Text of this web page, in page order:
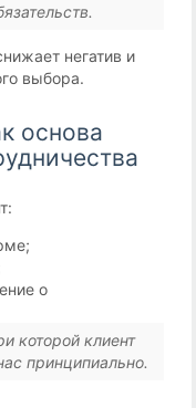
негатив и
выбора.
основа
о
которой клиент
принципиально.